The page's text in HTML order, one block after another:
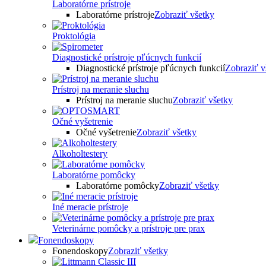
Laboratórne prístroje
Laboratórne prístrojeZobraziť všetky
Proktológia
Diagnostické prístroje pľúcnych funkcií
Diagnostické prístroje pľúcnych funkciíZobraziť
Prístroj na meranie sluchu
Prístroj na meranie sluchuZobraziť všetky
Očné vyšetrenie
Očné vyšetrenieZobraziť všetky
Alkoholtestery
Laboratórne pomôcky
Laboratórne pomôckyZobraziť všetky
Iné meracie prístroje
Veterinárne pomôcky a prístroje pre prax
Fonendoskopy
FonendoskopyZobraziť všetky